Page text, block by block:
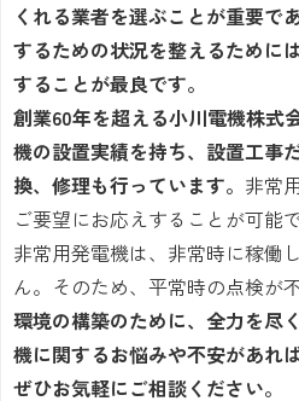
くれる業者を選ぶことが重要で
するための状況を整えるために
することが最良です。
創業60年を超える小川電機株式
機の設置実績を持ち、設置工事
換、修理も行っています。 非常
ご要望にお応えすることが可能で
非常用発電機は、非常時に稼働
ん。そのため、平常時の点検が
環境の構築のために、全力を尽
機に関するお悩みや不安があれ
ぜひお気軽にご相談ください。